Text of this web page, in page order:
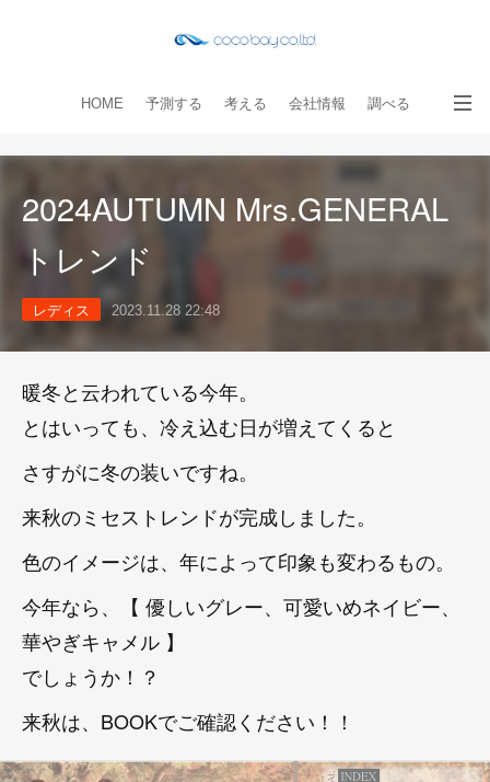
HOME 予測する 考える 会社情報 調べる
教える 読み物 出版物 手伝う お問い合わせ
2024AUTUMN Mrs.GENERAL
トレンド
レディス 2023.11.28 22:48
暖冬と云われている今年。
とはいっても、冷え込む日が増えてくると
さすがに冬の装いですね。
来秋のミセストレンドが完成しました。
色のイメージは、年によって印象も変わるもの。
今年なら、【 優しいグレー、可愛いめネイビー、
華やぎキャメル 】
でしょうか！？
来秋は、BOOKでご確認ください！！